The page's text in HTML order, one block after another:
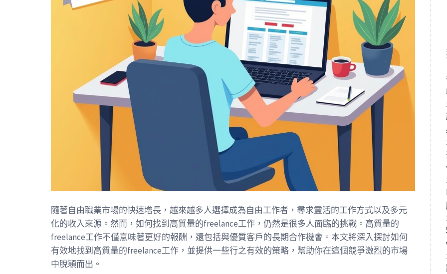
隨著自由職業市場的快速增長，越來越多人選擇成為自由工作者，尋求靈活的工作方式以及多元
化的收入來源。然而，如何找到高質量的freelance工作，仍然是很多人面臨的挑戰。高質量的
freelance工作不僅意味著更好的報酬，還包括與優質客戶的長期合作機會。本文將深入探討如何
有效地找到高質量的freelance工作，並提供一些行之有效的策略，幫助你在這個競爭激烈的市場
中脫穎而出。